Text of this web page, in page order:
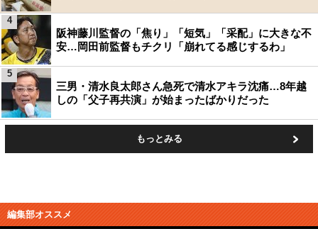
阪神藤川監督の「焦り」「短気」「采配」に大きな不
安…岡田前監督もチクリ「崩れてる感じするわ」
4
三男・清水良太郎さん急死で清水アキラ沈痛…8年越
しの「父子再共演」が始まったばかりだった
5
もっとみる
編集部オススメ